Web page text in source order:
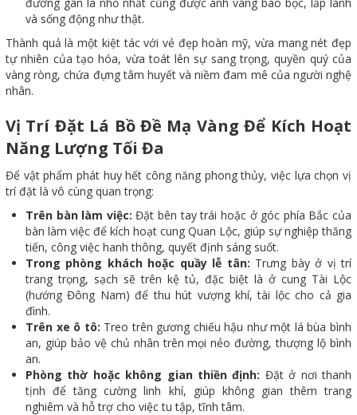
và sống động như thật.
Thành quả là một kiệt tác với vẻ đẹp hoàn mỹ, vừa mang nét đẹp
tự nhiên của tạo hóa, vừa toát lên sự sang trọng, quyền quý của
vàng ròng, chứa đựng tâm huyết và niềm đam mê của người nghệ
nhân.
Vị Trí Đặt Lá Bồ Đề Mạ Vàng Để Kích Hoạt
Năng Lượng Tối Đa
Để vật phẩm phát huy hết công năng phong thủy, việc lựa chọn vị
trí đặt là vô cùng quan trọng:
Trên bàn làm việc: Đặt bên tay trái hoặc ở góc phía Bắc của
bàn làm việc để kích hoạt cung Quan Lộc, giúp sự nghiệp thăng
tiến, công việc hanh thông, quyết định sáng suốt.
Trong phòng khách hoặc quầy lễ tân: Trưng bày ở vị trí
trang trọng, sạch sẽ trên kệ tủ, đặc biệt là ở cung Tài Lộc
(hướng Đông Nam) để thu hút vượng khí, tài lộc cho cả gia
đình.
Trên xe ô tô: Treo trên gương chiếu hậu như một lá bùa bình
an, giúp bảo vệ chủ nhân trên mọi nẻo đường, thượng lộ bình
an.
Phòng thờ hoặc không gian thiền định: Đặt ở nơi thanh
tịnh để tăng cường linh khí, giúp không gian thêm trang
nghiêm và hỗ trợ cho việc tu tập, tĩnh tâm.